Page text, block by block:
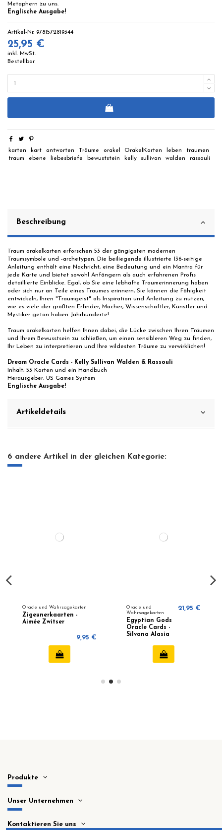
Metaphern zu uns.
Englische Ausgabe!
Artikel-Nr. 9781572819344
25,95 €
inkl. MwSt.
Bestellbar
karten kart antworten Träume orakel OrakelKarten leben
traumen
traum
ebene liebesbriefe bewuststein kelly sullivan walden rassouli
Beschreibung
Traum orakelkarten erforschen 53 der gängigsten modernen
Traumsymbole und -archetypen. Die beiliegende illustrierte 136-seitige
Anleitung enthält eine Nachricht, eine Bedeutung und ein Mantra für
jede Karte und bietet sowohl Anfängern als auch erfahrenen Profis
detaillierte Einblicke. Egal, ob Sie eine lebhafte Traumerinnerung haben
oder sich nur an Teile eines Traumes erinnern, Sie können die Fähigkeit
entwickeln, Ihren "Traumgeist" als Inspiration und Anleitung zu nutzen,
wie es viele der größten Erfinder, Macher, Wissenschaftler, Künstler und
Mystiker getan haben Jahrhunderte!
Traum orakelkarten helfen Ihnen dabei, die Lücke zwischen Ihren Träumen
und Ihrem Bewusstsein zu schließen, um einen sensibleren Weg zu finden,
Ihr Leben zu interpretieren und Ihre wildesten Träume zu verwirklichen!
Dream Oracle Cards - Kelly Sullivan Walden & Rassouli
Inhalt: 53 Karten und ein Handbuch
Herausgeber: US Games System
Englische Ausgabe!
Artikeldetails
6 andere Artikel in der gleichen Kategorie:
Oracle und Wahrsagekarten
Zigeunerkaarten -
Aimée Zwitser
9,95 €
Oracle und
Wahrsagekarten
Egyptian Gods
Oracle Cards -
Silvana Alasia
21,95 €
Produkte
Unser Unternehmen
Kontaktieren Sie uns